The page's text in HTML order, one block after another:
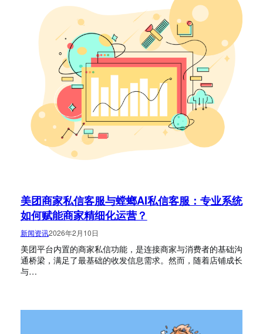
美团商家私信客服与螳螂AI私信客服：专业系统
如何赋能商家精细化运营？
新闻资讯2026年2月10日
美团平台内置的商家私信功能，是连接商家与消费者的基础沟
通桥梁，满足了最基础的收发信息需求。然而，随着店铺成长
与…